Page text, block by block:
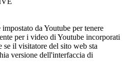
da Youtube per tenere
per i video di Youtube incorporati
se il visitatore del sito web sta
versione dell'interfaccia di